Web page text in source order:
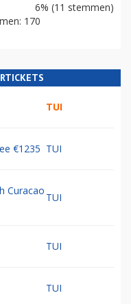
6% (11 stemmen)
170
TUI
€1235 TUI
Curacao
TUI
TUI
TUI